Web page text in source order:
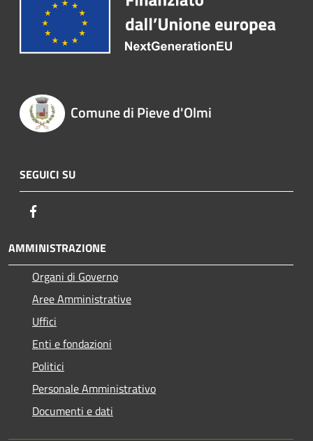
Comune di Pieve d'Olmi
SEGUICI SU
AMMINISTRAZIONE
Organi di Governo
Aree Amministrative
Uffici
Enti e fondazioni
Politici
Personale Amministrativo
Documenti e dati